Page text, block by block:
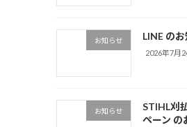
お知らせ LINE の
2026年7月
お知らせ
STIHL刈
ペーン の